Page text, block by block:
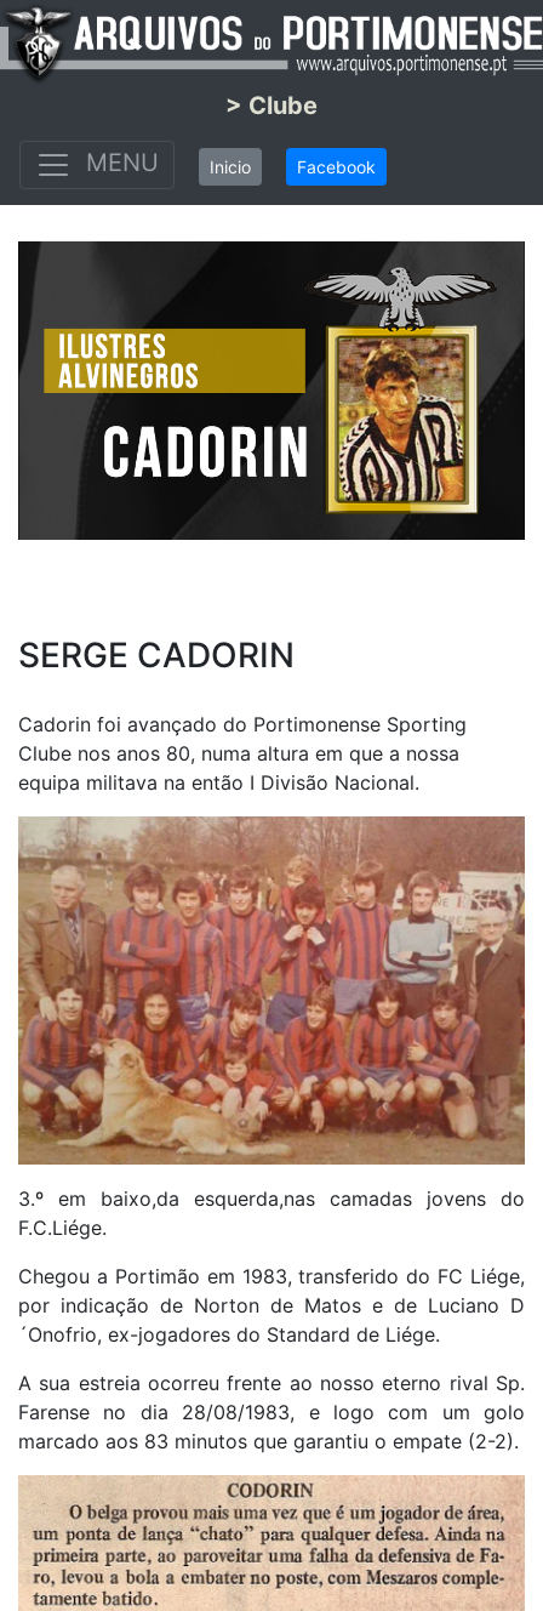
> Clube
MENU
Inicio Facebook
SERGE CADORIN
Cadorin foi avançado do Portimonense Sporting
Clube nos anos 80, numa altura em que a nossa
equipa militava na então I Divisão Nacional.
3.º em baixo,da esquerda,nas camadas jovens do
F.C.Liége.
Chegou a Portimão em 1983, transferido do FC Liége,
por indicação de Norton de Matos e de Luciano D
´Onofrio, ex-jogadores do Standard de Liége.
A sua estreia ocorreu frente ao nosso eterno rival Sp.
Farense no dia 28/08/1983, e logo com um golo
marcado aos 83 minutos que garantiu o empate (2-2).